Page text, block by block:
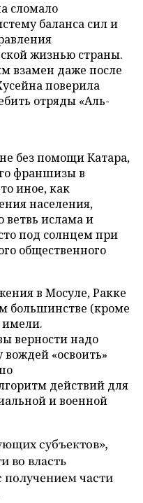
сломало
баланса сил и
жизнью страны.
взамен даже после
поверила
отряды «Аль-
без помощи Катара,
франшизы в
иное, как
населения,
ветвь ислама и
под солнцем при
общественного
в Мосуле, Ракке
большинстве (кроме
имели.
верности надо
«освоить»
действий для
и военной
субъектов»,
во власть
получением части